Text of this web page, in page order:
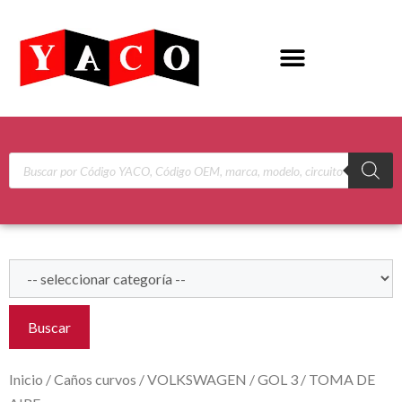
Buscar
Inicio /Caños curvos /VOLKSWAGEN /GOL 3 / TOMA DE